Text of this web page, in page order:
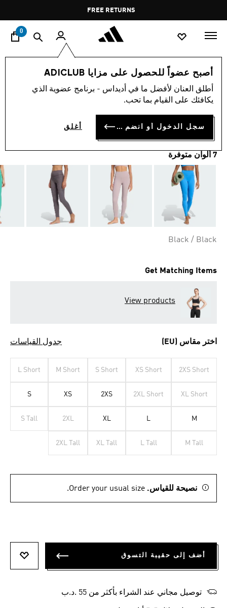
Pause
promotion
rotation
FREE RETURNS
0
أصبح عضواً للحصول على مزايا ADICLUB
أطلق العنان لأفضل ما في أديداس - برنامج عضوية الذي
يكافئك على القيام بما تحب.
سجل الدخول أو انضم الآن أغلق
النساء ملابس
بنطال ALL ME 7/8 الضيّق
BD 35.50
7 ألوان متوفرة
Black / Black
Get Matching Items
View products
اختر مقاس (EU) جدول القياسات
2XS Short
XS Short
S Short
M Short
L Short
XL Short
2XL Short
2XS
XS
S
M
L
XL
2XL
S Tall
M Tall
L Tall
XL Tall
2XL Tall
نصيحة للقياس. Order your usual size.
أضف إلى حقيبة التسوق
توصيل مجاني عند الشراء بأكثر من 55 .د.ب‎